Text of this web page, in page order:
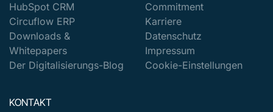
HubSpot CRM
Circuflow ERP
Downloads &
Whitepapers
Der Digitalisierungs-Blog
Commitment
Karriere
Datenschutz
Impressum
Cookie-Einstellungen
KONTAKT